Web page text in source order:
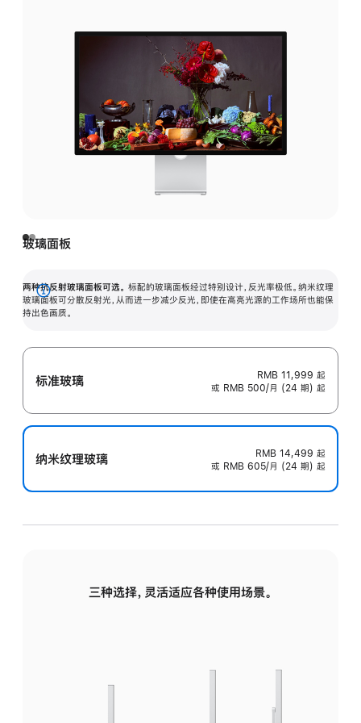
玻璃面板
两种抗反射玻璃面板可选。 标配的玻璃面板经过特别设计，反光率极低。纳米纹理
玻璃面板可分散反射光，从而进一步减少反光，即使在高亮光源的工作场所也能保
持出色画质。
展
开
标准玻璃 RMB 11,999 起
或 RMB 500/月 (24 期) 起
纳米纹理玻璃 RMB 14,499 起
或 RMB 605/月 (24 期) 起
三种选择，灵活适应各种使用场景。